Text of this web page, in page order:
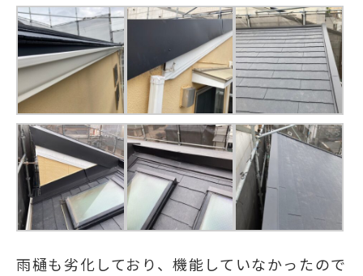
雨樋も劣化しており、機能していなかったので